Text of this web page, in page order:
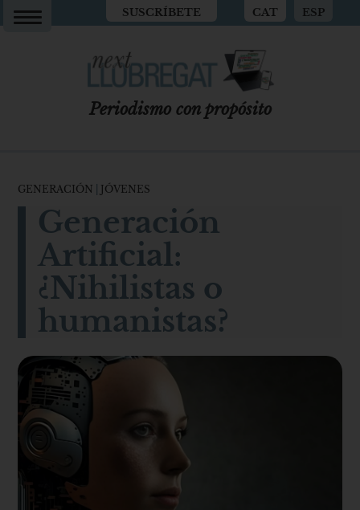
SUSCRÍBETE CAT ESP
Periodismo con propósito
GENERACIÓN JÓVENES
Generación
Artificial:
¿Nihilistas o
humanistas?